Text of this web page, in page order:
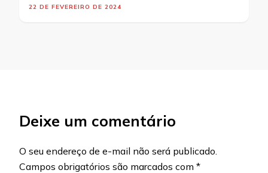
22 DE FEVEREIRO DE 2024
Deixe um comentário
O seu endereço de e-mail não será publicado.
Campos obrigatórios são marcados com *